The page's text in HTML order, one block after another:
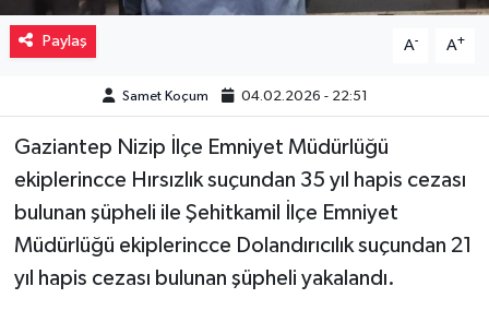
Paylaş A- A+
Samet Koçum 04.02.2026 - 22:51
Gaziantep Nizip İlçe Emniyet Müdürlüğü
ekiplerincce Hırsızlık suçundan 35 yıl hapis cezası
bulunan şüpheli ile Şehitkamil İlçe Emniyet
Müdürlüğü ekiplerincce Dolandırıcılık suçundan 21
yıl hapis cezası bulunan şüpheli yakalandı.
Resmi İlanlar
Sağlık
Sinemalar
Spor